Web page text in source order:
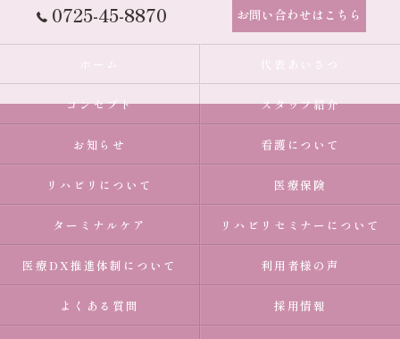
0725-45-8870 お問い合わせはこちら
ホーム 代表あいさつ
コンセプト スタッフ紹介
お知らせ 看護について
リハビリについて 医療保険
ターミナルケア リハビリセミナーについて
医療DX推進体制について 利用者様の声
よくある質問 採用情報